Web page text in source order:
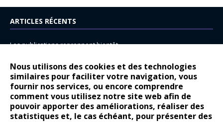
Nous utilisons des cookies et des technologies
similaires pour faciliter votre navigation, vous
fournir nos services, ou encore comprendre
comment vous utilisez notre site web afin de
pouvoir apporter des améliorations, réaliser des
statistiques et, le cas échéant, pour présenter des
ARTICLES RÉCENTS
Les publications reprennent bientôt…
14 juillet : nouveau film de marque pour Citroën
Renault Espace : voyage, voyage…
Peugeot E-208 GTi : naissance d’une légende